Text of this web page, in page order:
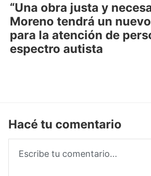
“Una obra justa y
Moreno tendrá un
para la atención de
espectro autista
Hacé tu comentario